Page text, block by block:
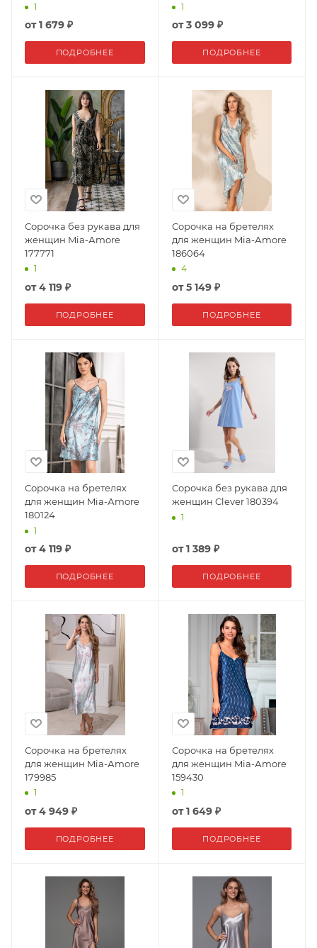
1
от1 679 ₽
ПОДРОБНЕЕ
1
от3 099 ₽
ПОДРОБНЕЕ
Сорочка без рукава для
женщин Mia-Аmore
177771
1
от4 119 ₽
ПОДРОБНЕЕ
Сорочка на бретелях
для женщин Mia-Аmore
186064
4
от5 149 ₽
ПОДРОБНЕЕ
Сорочка на бретелях
для женщин Mia-Аmore
180124
1
от4 119 ₽
ПОДРОБНЕЕ
Сорочка без рукава для
женщин Clever 180394
1
от1 389 ₽
ПОДРОБНЕЕ
Сорочка на бретелях
для женщин Mia-Аmore
179985
1
от4 949 ₽
ПОДРОБНЕЕ
Сорочка на бретелях
для женщин Mia-Аmore
159430
1
от1 649 ₽
ПОДРОБНЕЕ